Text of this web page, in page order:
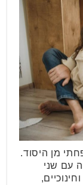
מן היסוד.
עם שני